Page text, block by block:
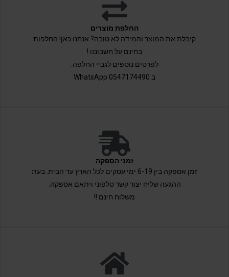
החלפת מוצרים
קיבלת את המוצר והמידה לא טובה? אנחנו כאן! החלפות
בחינם על חשבוננו !
לפרטים נוספים לגביי החלפה:
ב 0547174490 WhatsApp
זמני הספקה
זמן אספקה בין 6-19 ימי עסקים לכל הארץ עד הבית. בעת
ההגעה שליח יצור קשר טלפוני ויתאם אספקה.
משלוח חינם !!